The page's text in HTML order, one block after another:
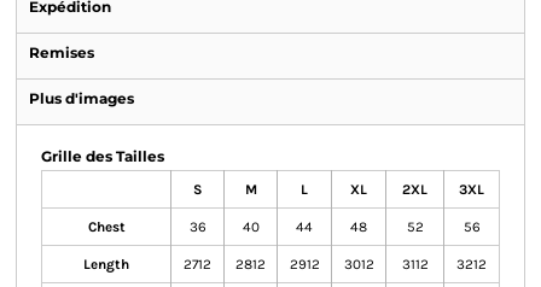
Expédition
Remises
Plus d'images
Grille des Tailles
S M L XL 2XL 3XL
Chest 36 40 44 48 52 56
Length 2712 2812 2912 3012 3112 3212